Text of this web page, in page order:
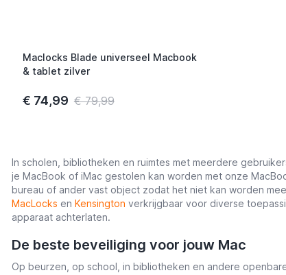
Maclocks Blade universeel Macbook
& tablet zilver
€ 74,99 € 79,99
In scholen, bibliotheken en ruimtes met meerdere
je MacBook of iMac gestolen kan worden met onze
bureau of ander vast object zodat het niet kan worden
MacLocks en Kensington verkrijgbaar voor diverse
apparaat achterlaten.
De beste beveiliging voor jouw Mac
Op beurzen, op school, in bibliotheken en andere